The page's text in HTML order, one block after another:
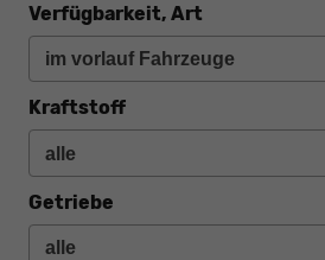
Verfügbarkeit, Art
Kraftstoff
Getriebe